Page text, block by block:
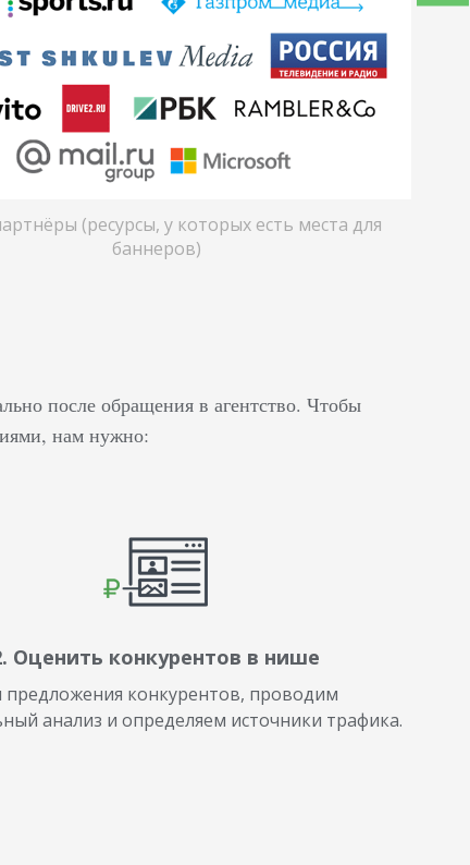
(ресурсы, у которых есть места для
баннеров)
после обращения в агентство. Чтобы
нам нужно:
Оценить конкурентов в нише
конкурентов, проводим
анализ и определяем источники трафика.